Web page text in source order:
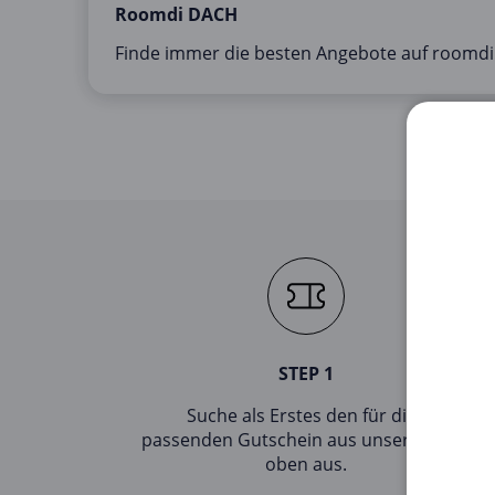
Roomdi DACH
Finde immer die besten Angebote auf
STEP 1
Suche als Erstes den für dich
passenden Gutschein aus unserer Liste
oben aus.